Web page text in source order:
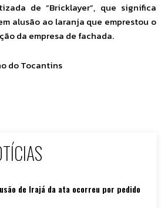
de “Bricklayer”, que significa
alusão ao laranja que emprestou o
da empresa de fachada.
do Tocantins
de Irajá da ata ocorreu por pedido